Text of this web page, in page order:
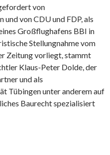
von
von CDU und FDP, als
Großflughafens BBI in
Stellungnahme vom
Zeitung vorliegt, stammt
Klaus-Peter Dolde, der
und als
Tübingen unter anderem auf
Baurecht spezialisiert
Tempelhof